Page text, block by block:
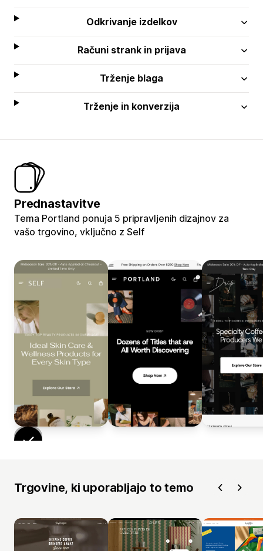
Odkrivanje izdelkov
Računi strank in prijava
Trženje blaga
Trženje in konverzija
Prednastavitve
Tema Portland ponuja 5 pripravljenih dizajnov za
vašo trgovino, vključno z Self
Trgovine, ki uporabljajo to temo